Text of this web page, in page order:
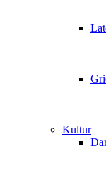
Kultur